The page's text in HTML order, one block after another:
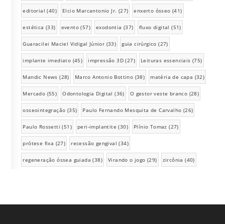
editorial (40) Elcio Marcantonio Jr. (27) enxerto ósseo (41)
estética (33) evento (57) exodontia (37) fluxo digital (51)
Guaracilei Maciel Vidigal Júnior (33) guia cirúrgico (27)
implante imediato (45) impressão 3D (27) Leituras essenciais (75)
Mandic News (28) Marco Antonio Bottino (38) matéria de capa (32)
Mercado (55) Odontologia Digital (36) O gestor veste branco (28)
osseointegração (35) Paulo Fernando Mesquita de Carvalho (26)
Paulo Rossetti (51) peri-implantite (30) Plínio Tomaz (27)
prótese fixa (27) recessão gengival (34)
regeneração óssea guiada (38) Virando o jogo (29) zircônia (40)